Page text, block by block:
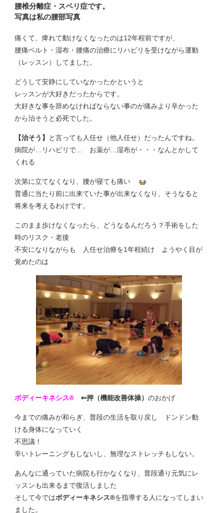
腰椎分離症・スベリ症です。
写真は私の腰部写真
痛くて、痺れて動けなくなったのは12年程前ですが、
腰痛ベルト・湿布・腰痛の治療にリハビリを受けながら運動
（レッスン）してました。
どうして安静にしていなかったかというと
レッスンが大好きだったからです。
大好きな事を辞めなければならない事のが痛みより辛かった
から治そうと必死でした。
【治そう】
と言っても人任せ（他人任せ）だったんですね。
病院が…リハビリで… お薬が…湿布が・・・なんとかして
くれる
次第に立てなくなり、腰が寝ても痛い
普通に当たり前に出来ていた事が出来なくなり、そうなると
将来を考えるわけです。
このまま歩けなくなったら、どうなるんだろう？手術をした
時のリスク・老後
不安になりながらも 人任せ治療を1年程続け ようやく目が
覚めたのは
ボディーキネシス® ⇐押（機能改善体操） のおかげ
今までの痛みが和らぎ、普段の生活を取り戻し ドンドン動
ける身体になっていく
不思議！
辛いトレーニングもしないし、無理なストレッチもしない。
あんなに通っていた病院も行かなくなり、普段通り元気にレ
ッスンも出来るまで復活しました
そして今ではボディーキネシス®を指導する人になってしまい
ました。